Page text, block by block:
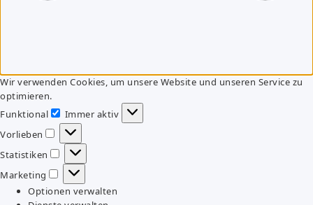
Wir verwenden Cookies, um unsere Website und unseren Service zu
optimieren.
Funktional
Funktional
Immer aktiv
Vorlieben
Vorlieben
Statistiken
Statistiken
Marketing
Marketing
Optionen verwalten